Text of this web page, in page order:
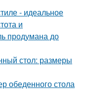
- идеальное
и
продумана до
стол: размеры
обеденного стола